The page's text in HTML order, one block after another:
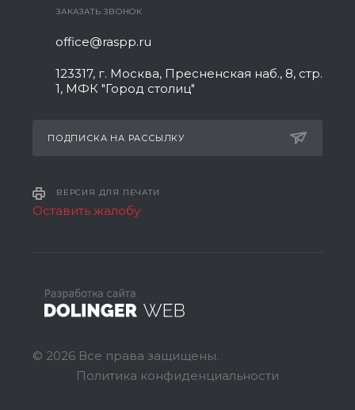
ЗАКАЗАТЬ ЗВОНОК
office@raspp.ru
123317, г. Москва, Пресненская наб., 8, стр.
1, МФК "Город столиц"
ПОДПИСКА НА РАССЫЛКУ
ВЕРСИЯ ДЛЯ ПЕЧАТИ
Оставить жалобу
© 2026 Все права защищены.
Политика конфиденциальности